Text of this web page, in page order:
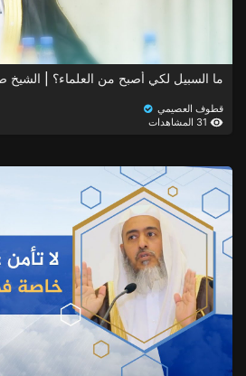
ما السبيل لكي أصبح من العلماء؟ | الشيخ
قطوف العصيمي